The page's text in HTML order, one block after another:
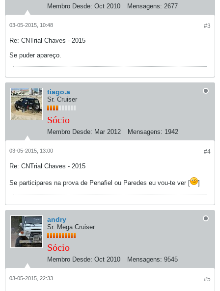
Membro Desde: Oct 2010 Mensagens: 2677
#3
03-05-2015, 10:48
Re: CNTrial Chaves - 2015
Se puder apareço.
tiago.a
Sr. Cruiser
Sócio
Membro Desde: Mar 2012 Mensagens: 1942
#4
03-05-2015, 13:00
Re: CNTrial Chaves - 2015
Se participares na prova de Penafiel ou Paredes eu vou-te ver [ ]
andry
Sr. Mega Cruiser
Sócio
Membro Desde: Oct 2010 Mensagens: 9545
#5
03-05-2015, 22:33